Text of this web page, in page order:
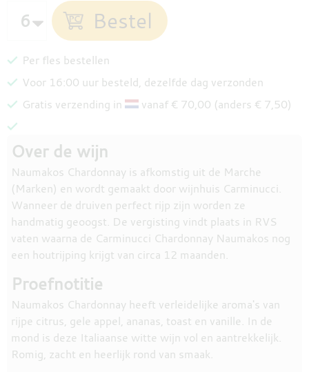
Per fles bestellen
Voor 16:00 uur besteld, dezelfde dag verzonden
Gratis verzending in
vanaf € 70,00 (anders € 7,50)
Over de wijn
Naumakos Chardonnay is afkomstig uit de Marche
(Marken) en wordt gemaakt door wijnhuis Carminucci.
Wanneer de druiven perfect rijp zijn worden ze
handmatig geoogst. De vergisting vindt plaats in RVS
vaten waarna de Carminucci Chardonnay Naumakos nog
een houtrijping krijgt van circa 12 maanden.
Proefnotitie
Naumakos Chardonnay heeft verleidelijke aroma's van
rijpe citrus, gele appel, ananas, toast en vanille. In de
mond is deze Italiaanse witte wijn vol en aantrekkelijk.
Romig, zacht en heerlijk rond van smaak.